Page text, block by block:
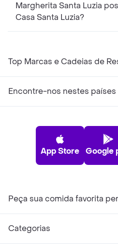
Margherita Santa Luzia
Casa Santa Luzia?
Top Marcas e Cadeias de
Encontre-nos nestes países
App Store Google
Peça sua comida favorita
Categorias